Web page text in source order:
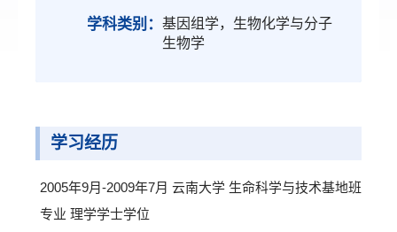
学科类别： 基因组学，生物化学与分子
生物学
学习经历
2005年9月-2009年7月 云南大学 生命科学与技术基地班
专业 理学学士学位